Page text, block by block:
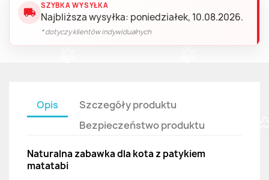
local_shipping
SZYBKA WYSYŁKA
Najbliższa wysyłka: poniedziałek, 10.08.2026.
* dotyczy klientów indywidualnych
Opis
Szczegóły produktu
Bezpieczeństwo produktu
Naturalna zabawka dla kota z patykiem
matatabi